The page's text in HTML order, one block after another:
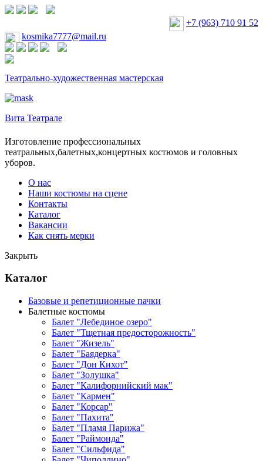
+7 (963) 710 91 52
kosmika7777@mail.ru
Театрально-художественная мастерская
Вита Театрале
Изготовление профессиональных
театральных,балетных,концертных костюмов и головных
уборов.
О нас
Наши костюмы на сцене
Контакты
Каталог
Вакансии
Как снять мерки
Закрыть
Каталог
Базовые и репетиционные пачки
Балетные костюмы
Балет "Лебединое озеро"
Балет "Тщетная предосторожность"
Балет "Жизель"
Балет "Баядерка"
Балет "Дон Кихот"
Балет "Золушка"
Балет "Калифорнийский мак"
Балет "Кармен"
Балет "Корсар"
Балет "Пахита"
Балет "Пламя Парижа"
Балет "Раймонда"
Балет "Сильфида"